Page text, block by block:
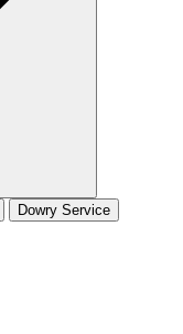
Dowry Service